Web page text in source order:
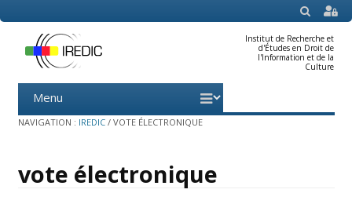
SEARCH
Institut de Recherche et
d'Études en Droit de
l'Information et de la
Culture
Menu
content
NAVIGATION : IREDIC / VOTE ÉLECTRONIQUE
vote électronique